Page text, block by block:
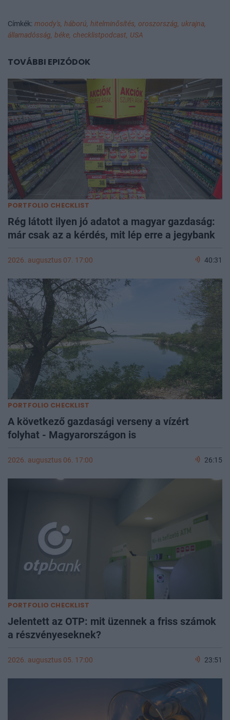
Címkék: moody's, háború, hitelminősítés, oroszország, ukrajna,
államadósság, béke, checklistpodcast, USA
TOVÁBBI EPIZÓDOK
PORTFOLIO CHECKLIST
Rég látott ilyen jó adatot a magyar gazdaság:
már csak az a kérdés, mit lép erre a jegybank
2026. augusztus 07. 17:00 40:31
PORTFOLIO CHECKLIST
A következő gazdasági verseny a vízért
folyhat - Magyarországon is
2026. augusztus 06. 17:00 26:15
PORTFOLIO CHECKLIST
Jelentett az OTP: mit üzennek a friss számok
a részvényeseknek?
2026. augusztus 05. 17:00 23:51